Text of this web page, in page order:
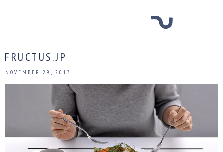
FRUCTUS.JP
NOVEMBER 29, 2013